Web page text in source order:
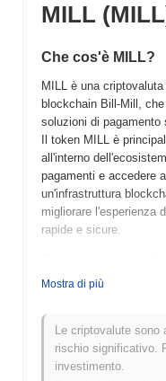
MILL
Che cos'è MILL?
MILL è una
blockchain Bill-Mill,
soluzioni di
Il token MILL è
all'interno
pagamenti e accedere
un'infrastruttura
migliorare l'esperienza
rapide e sicure.
MILL (Mill) è stato
decentralizzato. Il
soluzione di continuità
Inizialmente elencato
Mostra di più
Le criptovalute sono
rischio significativo.
investimento.